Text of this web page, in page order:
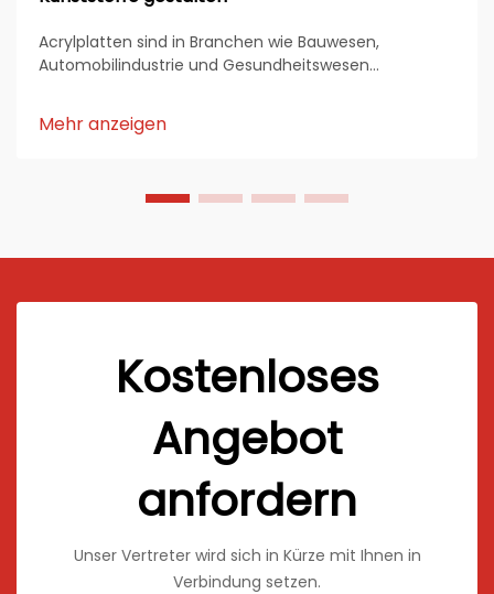
Acrylplatten sind in Branchen wie Bauwesen,
Automobilindustrie und Gesundheitswesen
und Vielseitigkeit machen sie zu einem bevorzugten
Material für verschiedene Anwendungen. Hersteller
Mehr anzeigen
Kostenloses
Angebot
anfordern
Unser Vertreter wird sich in Kürze mit Ihnen in
Verbindung setzen.